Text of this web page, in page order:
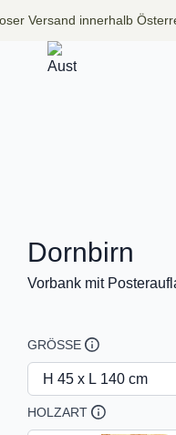
Versand innerhalb
Dornbirn
Vorbank mit
GRÖSSE
HOLZART